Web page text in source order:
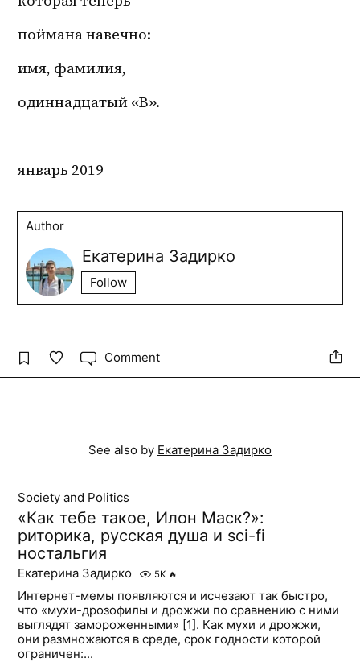
поймана навечно:
имя, фамилия,
одиннадцатый «В».
январь 2019
Author
Екатерина Задирко
Follow
Comment
See also by Екатерина Задирко
Society and Politics
«Как тебе такое, Илон Маск?»:
риторика, русская душа и sci-fi
ностальгия
Екатерина Задирко 5K 🔥
Интернет-мемы появляются и исчезают так быстро,
что «мухи-дрозофилы и дрожжи по сравнению с ними
выглядят замороженными» [1]. Как мухи и дрожжи,
они размножаются в среде, срок годности которой
ограничен:...